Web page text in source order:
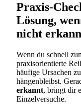
Praxis-
Lösung,
nicht
Wenn du schnell
praxisorientierte
häufige Ursachen
hängenbleibst.
erkannt, bringt dir
Einzelversuche.